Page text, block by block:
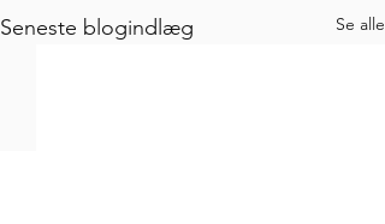
Seneste blogindlæg Se alle